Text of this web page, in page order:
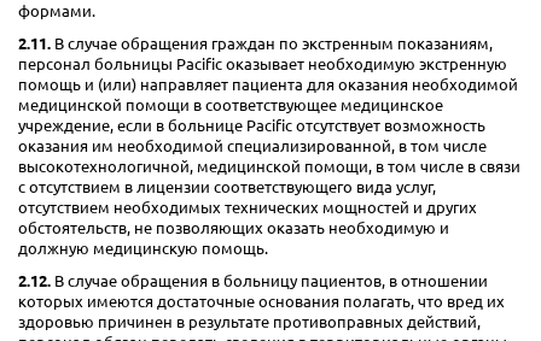
формами.
2.11. В случае обращения граждан по экстренным показаниям,
персонал больницы Pacific оказывает необходимую экстренную
помощь и (или) направляет пациента для оказания необходимой
медицинской помощи в соответствующее медицинское
учреждение, если в больнице Pacific отсутствует возможность
оказания им необходимой специализированной, в том числе
высокотехнологичной, медицинской помощи, в том числе в связи
с отсутствием в лицензии соответствующего вида услуг,
отсутствием необходимых технических мощностей и других
обстоятельств, не позволяющих оказать необходимую и
должную медицинскую помощь.
2.12. В случае обращения в больницу пациентов, в отношении
которых имеются достаточные основания полагать, что вред их
здоровью причинен в результате противоправных действий,